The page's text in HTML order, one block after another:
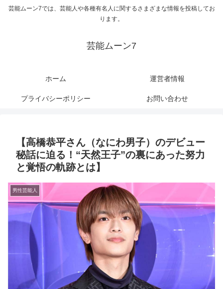
芸能ムーン7では、芸能人や各種有名人に関するさまざまな情報を投稿してお
ります。
芸能ムーン7
ホーム 運営者情報
プライバシーポリシー お問い合わせ
【高橋恭平さん（なにわ男子）のデビュー
秘話に迫る！“天然王子”の裏にあった努力
と覚悟の軌跡とは】
男性芸能人